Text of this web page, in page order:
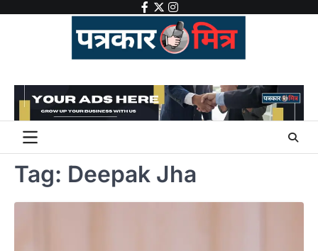
facebook
twitter
instagram
Tag: Deepak Jha